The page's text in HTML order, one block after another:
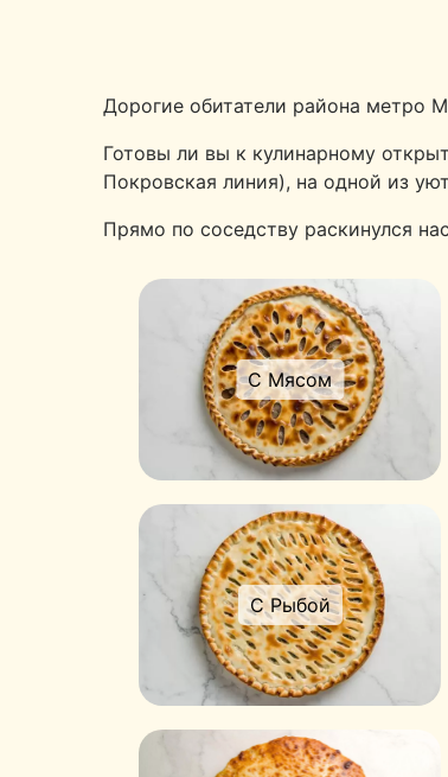
Дорогие обитатели района метро
Готовы ли вы к кулинарному
Покровская линия), на одной из
Прямо по соседству раскинулся
С Мясом
С Рыбой